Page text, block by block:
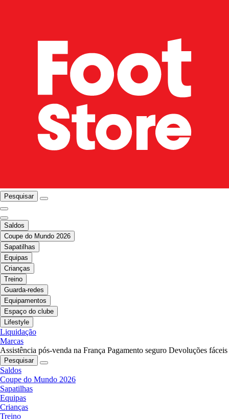
Pesquisar
Saldos
Coupe do Mundo 2026
Sapatilhas
Equipas
Crianças
Treino
Guarda-redes
Equipamentos
Espaço do clube
Lifestyle
Liquidação
Marcas
Assistência pós-venda na França Pagamento seguro Devoluções fáceis
Pesquisar
Saldos
Coupe do Mundo 2026
Sapatilhas
Equipas
Crianças
Treino